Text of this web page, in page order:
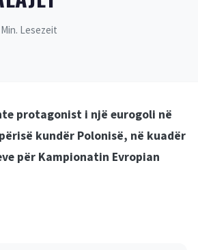
Lesezeit
protagonist i një eurogoli në
kundër Polonisë, në kuadër
për Kampionatin Evropian